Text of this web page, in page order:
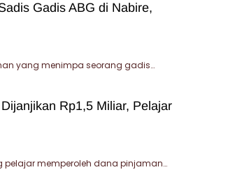
Gadis ABG di Nabire,
yang menimpa seorang gadis…
Rp1,5 Miliar, Pelajar
pelajar memperoleh dana pinjaman…